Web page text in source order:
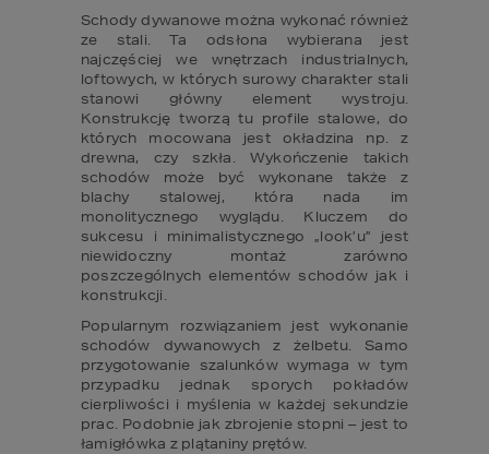
Schody dywanowe można wykonać również
ze stali. Ta odsłona wybierana jest
najczęściej we wnętrzach industrialnych,
loftowych, w których surowy charakter stali
stanowi główny element wystroju.
Konstrukcję tworzą tu profile stalowe, do
których mocowana jest okładzina np. z
drewna, czy szkła. Wykończenie takich
schodów może być wykonane także z
blachy stalowej, która nada im
monolitycznego wyglądu. Kluczem do
sukcesu i minimalistycznego „look’u” jest
niewidoczny montaż zarówno
poszczególnych elementów schodów jak i
konstrukcji.
Popularnym rozwiązaniem jest wykonanie
schodów dywanowych z żelbetu. Samo
przygotowanie szalunków wymaga w tym
przypadku jednak sporych pokładów
cierpliwości i myślenia w każdej sekundzie
prac. Podobnie jak zbrojenie stopni – jest to
łamigłówka z plątaniny prętów.